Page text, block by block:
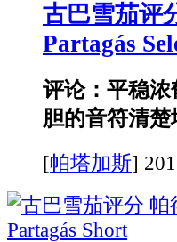
古巴雪茄评
Partagás
评论：平稳
胆的音符清
[帕塔加斯]